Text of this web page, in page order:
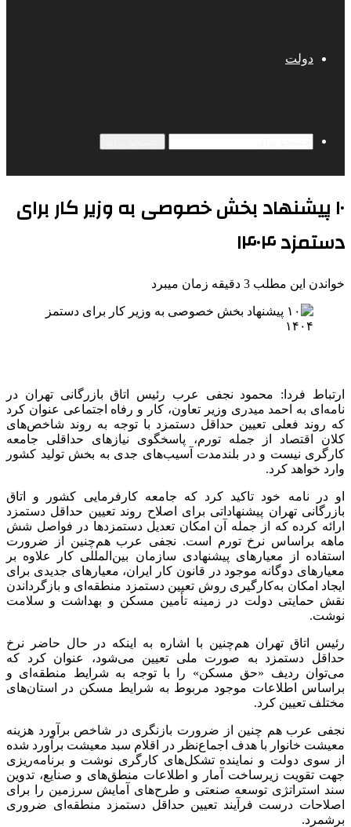
دولت
۱۰ پیشنهاد بخش خصوصی به وزیر کار برای
دستمزد ۱۴۰۴
خواندن این مطلب 3 دقیقه زمان میبرد
ارتباط فردا: محمود نجفی عرب رئیس اتاق بازرگانی تهران در
نامه‌ای به احمد میدری وزیر تعاون، کار و رفاه اجتماعی عنوان کرد
که روند فعلی تعیین حداقل دستمزد با توجه به روند شاخص‌های
کلان اقتصاد از جمله تورم، پاسخگوی نیازهای حداقلی جامعه
کارگری نیست و در بلندمدت آسیب‌های جدی به بخش تولید کشور
وارد خواهد کرد.
او در نامه خود تاکید کرد که جامعه کارفرمایی کشور و اتاق
بازرگانی تهران پیشنهاداتی برای اصلاح روند تعیین حداقل دستمزد
ارائه کرده که از جمله آن امکان تعدیل دستمزدها در فواصل شش
ماهه براساس نرخ تورم است. نجفی عرب هم‌چنین از ضرورت
استفاده از معیارهای پیشنهادی سازمان بین‌المللی کار علاوه بر
معیارهای دوگانه موجود در قانون کار ایران، معیارهای جدیدی برای
ایجاد امکان به‌کارگیری روش تعیین دستمزد منطقه‌ای و بازگرداندن
نقش حمایتی دولت در زمینه تأمین مسکن و بهداشت و سلامت
نوشت.
رئیس اتاق تهران هم‌چنین با اشاره به اینکه در حال حاضر نرخ
حداقل دستمزد به صورت ملی تعیین می‌شود، عنوان کرد که
می‌توان ردیف «حق مسکن» را با توجه به شرایط منطقه‌ای و
براساس اطلاعات موجود مربوط به شرایط مسکن در استان‌های
مختلف تعیین کرد.
نجفی عرب هم چنین از ضرورت بازنگری در شاخص برآورد هزینه
معیشت خانوار با هدف اجماع‌نظر در اقلام سبد معیشت برآورد شده
از سوی دولت و نماینده تشکل‌های کارگری نوشت و برنامه‌ریزی
جهت تقویت زیرساخت آمار و اطلاعات منطق‌های و صنایع، تدوین
سند استراتژی توسعه صنعتی و طرح‌های آمایش سرزمین را برای
اصلاحات درست فرآیند تعیین حداقل دستمزد منطقه‌ای ضروری
برشمرد.